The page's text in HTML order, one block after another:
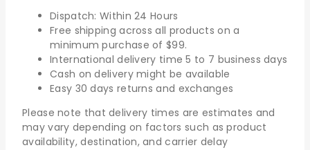
Dispatch: Within 24 Hours
Free shipping across all products on a
minimum purchase of $99.
International delivery time 5 to 7 business days
Cash on delivery might be available
Easy 30 days returns and exchanges
Please note that delivery times are estimates and
may vary depending on factors such as product
availability, destination, and carrier delay